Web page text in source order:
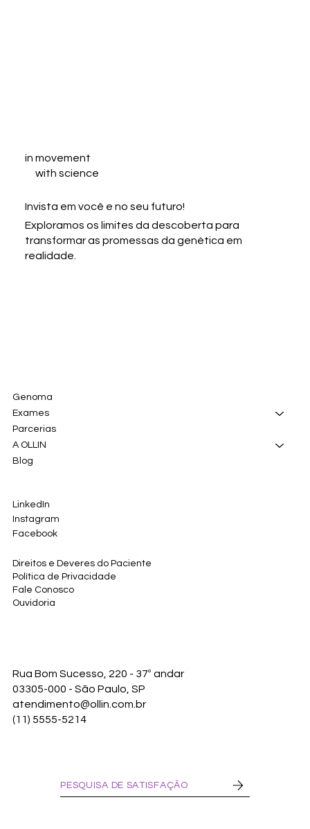
in movement
with science
Invista em você e no seu futuro!
Exploramos os limites da descoberta para
transformar as promessas da genética em
realidade.
Genoma
Exames
Parcerias
A OLLIN
Blog
LinkedIn
Instagram
Facebook
Direitos e Deveres do Paciente
Política de Privacidade
Fale Conosco
Ouvidoria
Rua Bom Sucesso, 220 - 37º andar
03305-000 - São Paulo, SP
atendimento@ollin.com.br
(11) 5555-5214
PESQUISA DE SATISFAÇÃO